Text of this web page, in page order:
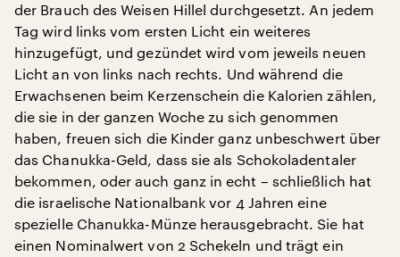
der Brauch des Weisen Hillel durchgesetzt. An jedem
Tag wird links vom ersten Licht ein weiteres
hinzugefügt, und gezündet wird vom jeweils neuen
Licht an von links nach rechts. Und während die
Erwachsenen beim Kerzenschein die Kalorien zählen,
die sie in der ganzen Woche zu sich genommen
haben, freuen sich die Kinder ganz unbeschwert über
das Chanukka-Geld, dass sie als Schokoladentaler
bekommen, oder auch ganz in echt – schließlich hat
die israelische Nationalbank vor 4 Jahren eine
spezielle Chanukka-Münze herausgebracht. Sie hat
einen Nominalwert von 2 Schekeln und trägt ein